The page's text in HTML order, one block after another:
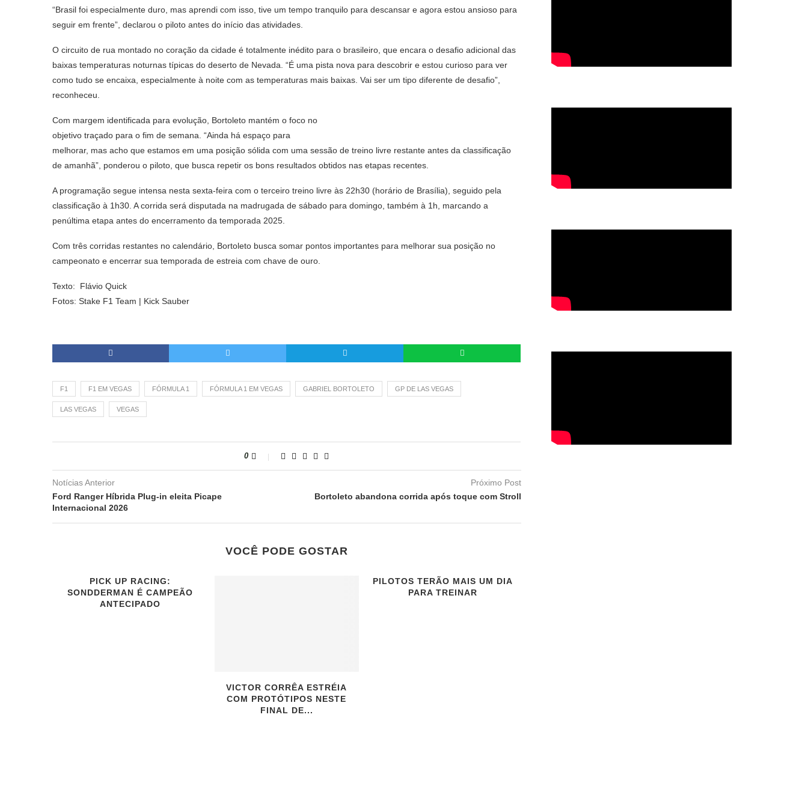
“Brasil foi especialmente duro, mas aprendi com isso, tive um tempo tranquilo para descansar e agora estou ansioso para
seguir em frente”, declarou o piloto antes do início das atividades.
O circuito de rua montado no coração da cidade é totalmente inédito para o brasileiro, que encara o desafio adicional das
baixas temperaturas noturnas típicas do deserto de Nevada. “É uma pista nova para descobrir e estou curioso para ver
como tudo se encaixa, especialmente à noite com as temperaturas mais baixas. Vai ser um tipo diferente de desafio”,
reconheceu.
Com margem identificada para evolução, Bortoleto mantém o foco no
objetivo traçado para o fim de semana. “Ainda há espaço para
melhorar, mas acho que estamos em uma posição sólida com uma sessão de treino livre restante antes da classificação
de amanhã”, ponderou o piloto, que busca repetir os bons resultados obtidos nas etapas recentes.
A programação segue intensa nesta sexta-feira com o terceiro treino livre às 22h30 (horário de Brasília), seguido pela
classificação à 1h30. A corrida será disputada na madrugada de sábado para domingo, também à 1h, marcando a
penúltima etapa antes do encerramento da temporada 2025.
Com três corridas restantes no calendário, Bortoleto busca somar pontos importantes para melhorar sua posição no
campeonato e encerrar sua temporada de estreia com chave de ouro.
Texto: Flávio Quick
Fotos: Stake F1 Team | Kick Sauber
F1 F1 EM VEGAS FÓRMULA 1 FÓRMULA 1 EM VEGAS GABRIEL BORTOLETO GP DE LAS VEGAS
LAS VEGAS VEGAS
0
Notícias Anterior
Ford Ranger Híbrida Plug-in eleita Picape
Internacional 2026
Próximo Post
Bortoleto abandona corrida após toque com Stroll
VOCÊ PODE GOSTAR
PICK UP RACING:
SONDDERMAN É CAMPEÃO
ANTECIPADO
VICTOR CORRÊA ESTRÉIA
COM PROTÓTIPOS NESTE
FINAL DE...
PILOTOS TERÃO MAIS UM DIA
PARA TREINAR